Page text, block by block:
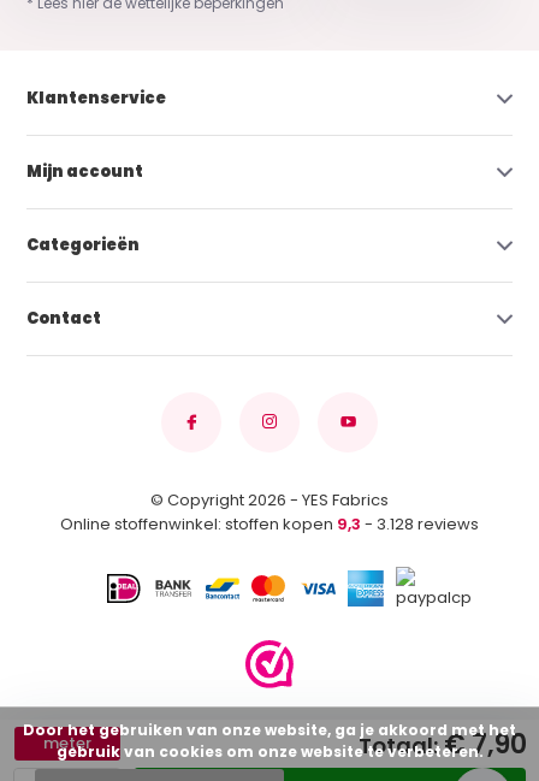
meter Totaal:€ 7,90
Klantenservice
Mijn account
Categorieën
Contact
© Copyright 2026 - YES Fabrics
Online stoffenwinkel: stoffen kopen 9,3 - 3.128 reviews
Door het gebruiken van onze website, ga je akkoord met het
gebruik van cookies om onze website te verbeteren.